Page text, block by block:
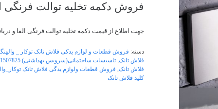
فروش دکمه تخلیه توالت فرنگی الفا
جهت اطلاع از قیمت دکمه تخلیه توالت فرنگی الفا و
دسته: فروش قطعات و لوازم یدکی فلاش تانک توکار _
فلاش تانک, تاسیسات ساختمانی(سرویس بهداشتی) 09121507825
فلاش تانک, فروش قطعات ولوازم یدگی فلاش تانک
کلید فلاش تانک